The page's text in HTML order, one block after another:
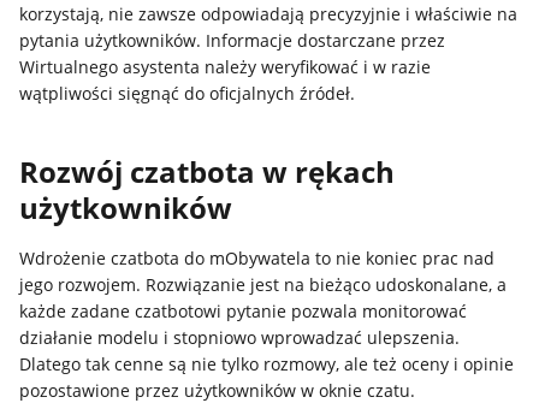
korzystają, nie zawsze odpowiadają precyzyjnie i właściwie na
pytania użytkowników. Informacje dostarczane przez
Wirtualnego asystenta należy weryfikować i w razie
wątpliwości sięgnąć do oficjalnych źródeł.
Rozwój czatbota w rękach
użytkowników
Wdrożenie czatbota do mObywatela to nie koniec prac nad
jego rozwojem. Rozwiązanie jest na bieżąco udoskonalane, a
każde zadane czatbotowi pytanie pozwala monitorować
działanie modelu i stopniowo wprowadzać ulepszenia.
Dlatego tak cenne są nie tylko rozmowy, ale też oceny i opinie
pozostawione przez użytkowników w oknie czatu.